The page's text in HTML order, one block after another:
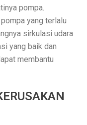
pompa.
yang terlalu
sirkulasi udara
yang baik dan
membantu